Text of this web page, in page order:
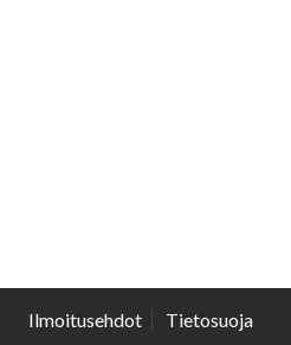
Ilmoitusehdot Tietosuoja